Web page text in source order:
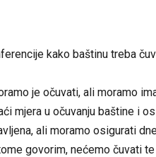
kako baštinu treba
je očuvati, ali moramo
mjera u očuvanju baštine i
ali moramo osigurati
govorim, nećemo čuvati